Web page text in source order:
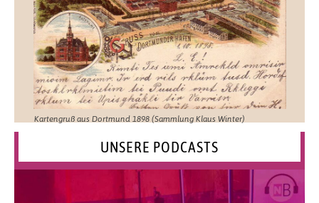
Kartengruß aus Dortmund 1898 (Sammlung Klaus Winter)
UNSERE PODCASTS